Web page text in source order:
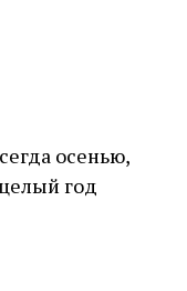
осенью,
год